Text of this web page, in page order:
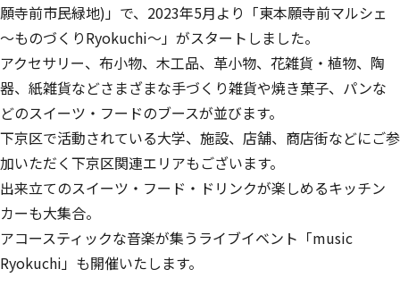
願寺前市民緑地)」で、2023年5月より「東本願寺前マルシェ
～ものづくりRyokuchi～」がスタートしました。
アクセサリー、布小物、木工品、革小物、花雑貨・植物、陶
器、紙雑貨などさまざまな手づくり雑貨や焼き菓子、パンな
どのスイーツ・フードのブースが並びます。
下京区で活動されている大学、施設、店舗、商店街などにご参
加いただく下京区関連エリアもございます。
出来立てのスイーツ・フード・ドリンクが楽しめるキッチン
カーも大集合。
アコースティックな音楽が集うライブイベント「music
Ryokuchi」も開催いたします。